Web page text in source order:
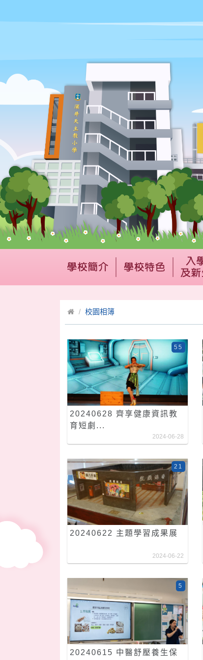
校園相簿
20240628 齊享健康資訊教
育短劇...
55
2024-06-28
20240622 主題學習成果展
21
2024-06-22
20240615 中醫舒壓養生保
5